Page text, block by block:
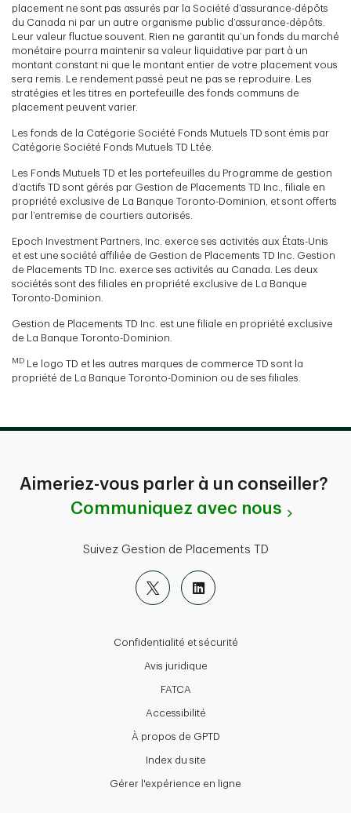
placement ne sont pas assurés par la Société d’assurance-dépôts
du Canada ni par un autre organisme public d’assurance-dépôts.
Leur valeur fluctue souvent. Rien ne garantit qu’un fonds du marché
monétaire pourra maintenir sa valeur liquidative par part à un
montant constant ni que le montant entier de votre placement vous
sera remis. Le rendement passé peut ne pas se reproduire. Les
stratégies et les titres en portefeuille des fonds communs de
placement peuvent varier.
Les fonds de la Catégorie Société Fonds Mutuels TD sont émis par
Catégorie Société Fonds Mutuels TD Ltée.
Les Fonds Mutuels TD et les portefeuilles du Programme de gestion
d’actifs TD sont gérés par Gestion de Placements TD Inc., filiale en
propriété exclusive de La Banque Toronto-Dominion, et sont offerts
par l’entremise de courtiers autorisés.
Epoch Investment Partners, Inc. exerce ses activités aux États-Unis
et est une société affiliée de Gestion de Placements TD Inc. Gestion
de Placements TD Inc. exerce ses activités au Canada. Les deux
sociétés sont des filiales en propriété exclusive de La Banque
Toronto-Dominion.
Gestion de Placements TD Inc. est une filiale en propriété exclusive
de La Banque Toronto-Dominion.
MD
Le logo TD et les autres marques de commerce TD sont la
propriété de La Banque Toronto-Dominion ou de ses filiales.
Aimeriez-vous parler à un conseiller?
Communiquez avec nous
Suivez Gestion de Placements TD
Confidentialité et sécurité
Avis juridique
FATCA
Accessibilité
À propos de GPTD
Index du site
Gérer l'expérience en ligne